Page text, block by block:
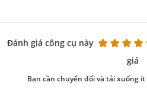
Đánh giá công cụ này
giá
Bạn cần chuyển đổi và tải xuống